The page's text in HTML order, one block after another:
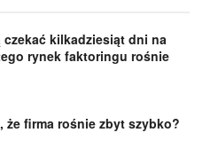
czekać kilkadziesiąt dni na
rynek faktoringu rośnie
że firma rośnie zbyt szybko?